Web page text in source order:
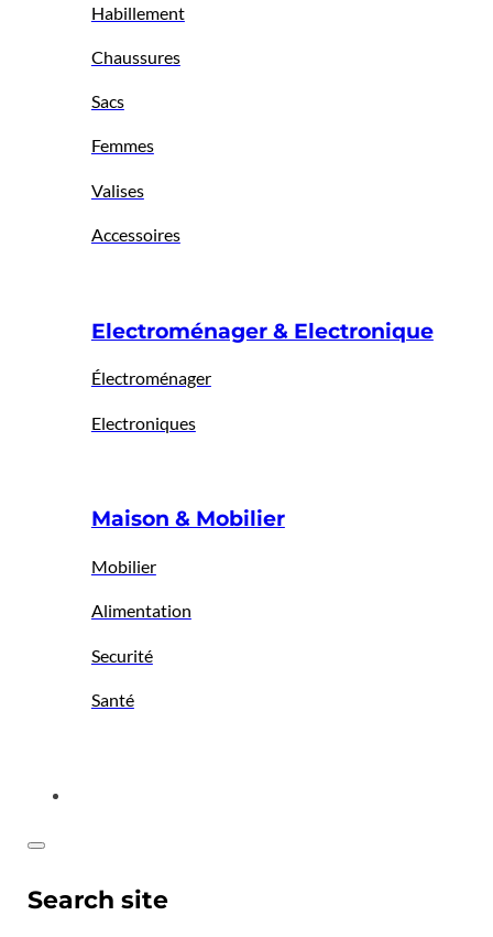
Habillement
Chaussures
Sacs
Femmes
Valises
Accessoires
Electroménager & Electronique
Électroménager
Electroniques
Maison & Mobilier
Mobilier
Alimentation
Securité
Santé
Search site